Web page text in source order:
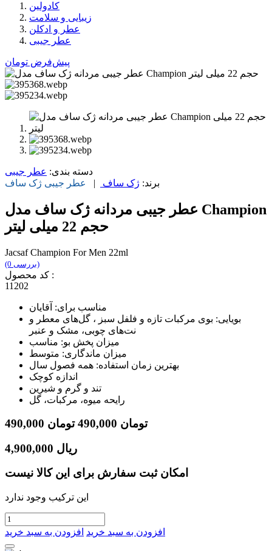
کادولین
زیبایی و سلامت
عطر و ادکلن
عطر جیبی
پیش‌فرض تومان
دسته بندی: عطر جیبی
برند: ژک ساف | عطر جیبی ژک ساف
عطر جیبی مردانه ژک ساف مدل Champion
حجم 22 میلی لیتر
Jacsaf Champion For Men 22ml
(0 بررسی)
کد محصول :
11202
مناسب برای: آقایان
بویایی: بوی مرکبات تازه و فلفل سبز ، گل‌های معطر و
میزان پخش بو: مناسب
میزان ماندگاری: متوسط
بهترین زمان استفاده: همه فصول سال
اندازه کوچک
تند و گرم و شیرین
رایحه میوه، مرکبات، گل
490,000 تومان 490,000تومان
4,900,000 ریال
امکان ثبت سفارش برای این کالا نیست
این ترکیب وجود ندارد
افزودن به سبد خرید افزودن به سبد خرید